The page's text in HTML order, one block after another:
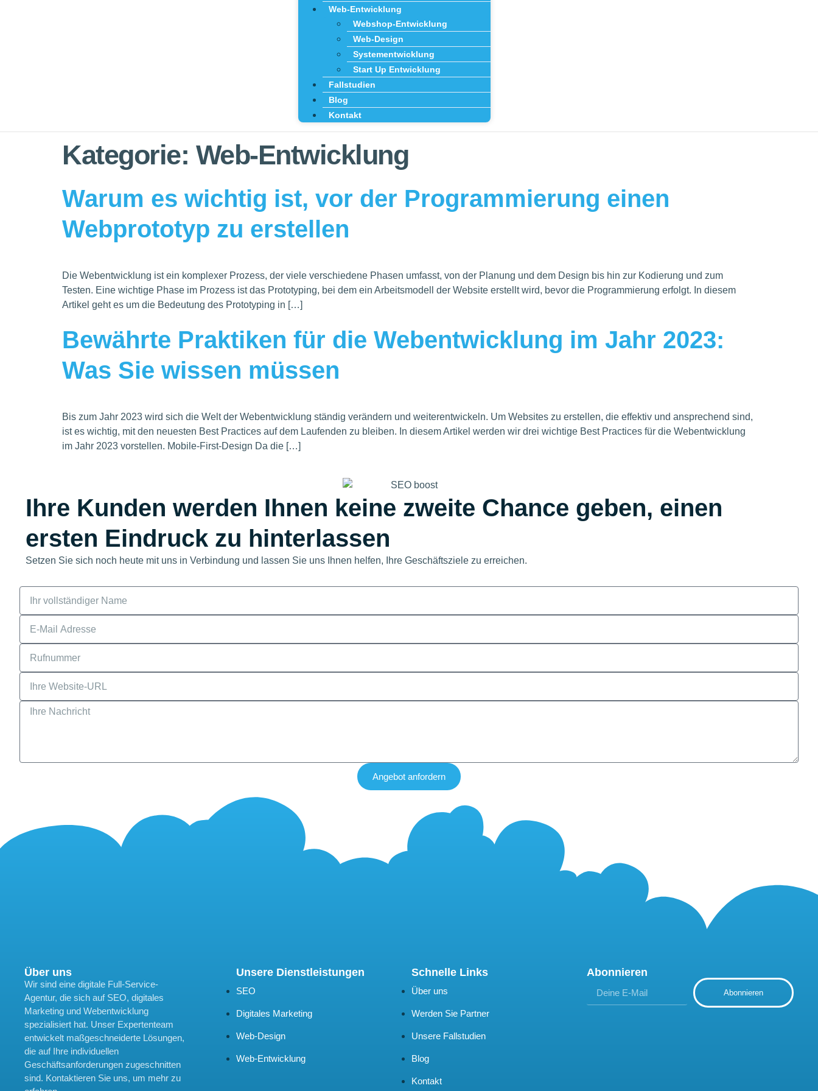
Web-Entwicklung
Webshop-Entwicklung
Web-Design
Systementwicklung
Start Up Entwicklung
Fallstudien
Blog
Kontakt
Kategorie: Web-Entwicklung
Warum es wichtig ist, vor der Programmierung einen
Webprototyp zu erstellen
Die Webentwicklung ist ein komplexer Prozess, der viele verschiedene Phasen umfasst, von der Planung und dem Design bis hin zur Kodierung und zum
Testen. Eine wichtige Phase im Prozess ist das Prototyping, bei dem ein Arbeitsmodell der Website erstellt wird, bevor die Programmierung erfolgt. In diesem
Artikel geht es um die Bedeutung des Prototyping in […]
Bewährte Praktiken für die Webentwicklung im Jahr 2023:
Was Sie wissen müssen
Bis zum Jahr 2023 wird sich die Welt der Webentwicklung ständig verändern und weiterentwickeln. Um Websites zu erstellen, die effektiv und ansprechend sind,
ist es wichtig, mit den neuesten Best Practices auf dem Laufenden zu bleiben. In diesem Artikel werden wir drei wichtige Best Practices für die Webentwicklung
im Jahr 2023 vorstellen. Mobile-First-Design Da die […]
Ihre Kunden werden Ihnen keine zweite Chance geben, einen
ersten Eindruck zu hinterlassen
Setzen Sie sich noch heute mit uns in Verbindung und lassen Sie uns Ihnen helfen, Ihre Geschäftsziele zu erreichen.
Angebot anfordern
Über uns
Wir sind eine digitale Full-Service-
Agentur, die sich auf SEO, digitales
Marketing und Webentwicklung
spezialisiert hat. Unser Expertenteam
entwickelt maßgeschneiderte Lösungen,
die auf Ihre individuellen
Geschäftsanforderungen zugeschnitten
sind. Kontaktieren Sie uns, um mehr zu
Unsere Dienstleistungen
SEO
Digitales Marketing
Web-Design
Web-Entwicklung
Schnelle Links
Über uns
Werden Sie Partner
Unsere Fallstudien
Blog
Kontakt
Abonnieren
Abonnieren